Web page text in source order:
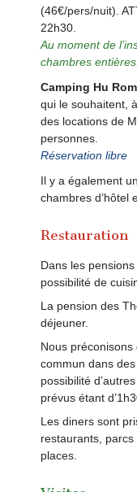
(46€/pers/nuit).
22h30.
Au moment de
chambres entières.
Camping Hu
qui le souhaitent,
des locations de
personnes.
Réservation libre
Il y a également
chambres d’hôtel
Restauration
Dans les
possibilité de
La pension des
déjeuner.
Nous
commun dans
possibilité
prévus étant
Les diners sont
restaurants,
places.